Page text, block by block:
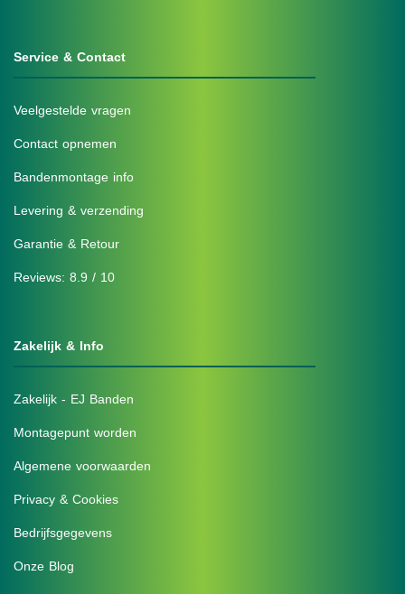
Service & Contact
Veelgestelde vragen
Contact opnemen
Bandenmontage info
Levering & verzending
Garantie & Retour
Reviews: 8.9 / 10
Zakelijk & Info
Zakelijk - EJ Banden
Montagepunt worden
Algemene voorwaarden
Privacy & Cookies
Bedrijfsgegevens
Onze Blog